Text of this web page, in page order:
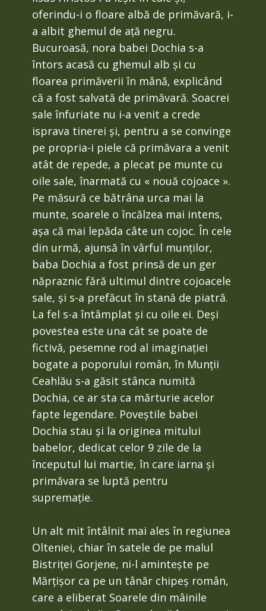
oferindu-i o floare albă de primăvară, i-
a albit ghemul de ață negru.
Bucuroasă, nora babei Dochia s-a
întors acasă cu ghemul alb și cu
floarea primăverii în mână, explicând
că a fost salvată de primăvară. Soacrei
sale înfuriate nu i-a venit a crede
isprava tinerei și, pentru a se convinge
pe propria-i piele că primăvara a venit
atât de repede, a plecat pe munte cu
oile sale, înarmată cu « nouă cojoace ».
Pe măsură ce bătrâna urca mai la
munte, soarele o încălzea mai intens,
așa că mai lepăda câte un cojoc. În cele
din urmă, ajunsă în vârful munților,
baba Dochia a fost prinsă de un ger
năpraznic fără ultimul dintre cojoacele
sale, și s-a prefăcut în stană de piatră.
La fel s-a întâmplat și cu oile ei. Deși
povestea este una cât se poate de
fictivă, pesemne rod al imaginației
bogate a poporului român, în Munții
Ceahlău s-a găsit stânca numită
Dochia, ce ar sta ca mărturie acelor
fapte legendare. Poveștile babei
Dochia stau și la originea mitului
babelor, dedicat celor 9 zile de la
începutul lui martie, în care iarna și
primăvara se luptă pentru
supremație.
Un alt mit întâlnit mai ales în regiunea
Olteniei, chiar în satele de pe malul
Bistriței Gorjene, ni-l amintește pe
Mărțișor ca pe un tânăr chipeș român,
care a eliberat Soarele din mâinile